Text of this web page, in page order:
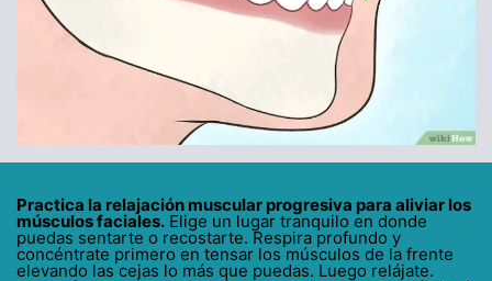
Practica la relajación muscular progresiva para aliviar los
músculos faciales. Elige un lugar tranquilo en donde
puedas sentarte o recostarte. Respira profundo y
concéntrate primero en tensar los músculos de la frente
elevando las cejas lo más que puedas. Luego relájate.